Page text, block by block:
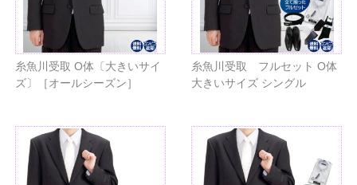
糸魚川受取 O体〔大きいサイ
ズ〕［オールシーズン］
糸魚川受取 フルセット O体
大きいサイズ シングル